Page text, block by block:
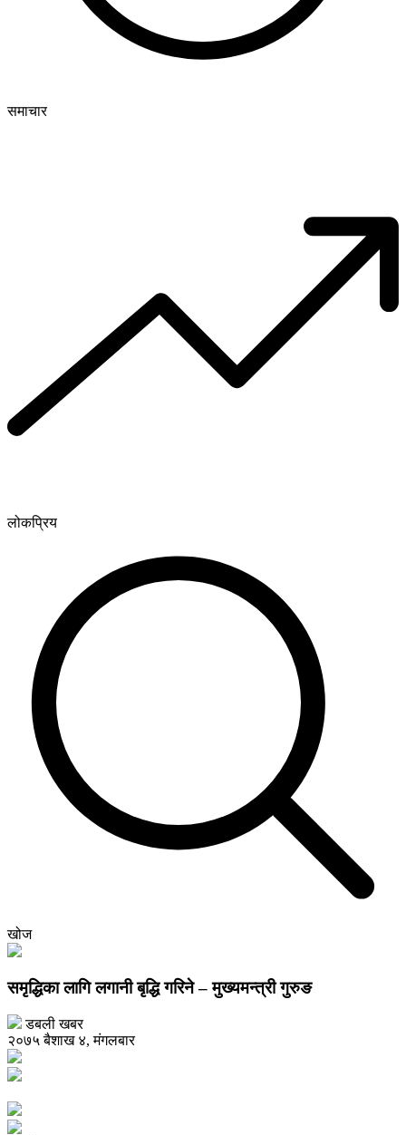
समाचार
लोकप्रिय
खोज
समृद्धिका लागि लगानी बृद्धि गरिने – मुख्यमन्त्री गुरुङ
डबली खबर
२०७५ बैशाख ४, मंगलबार